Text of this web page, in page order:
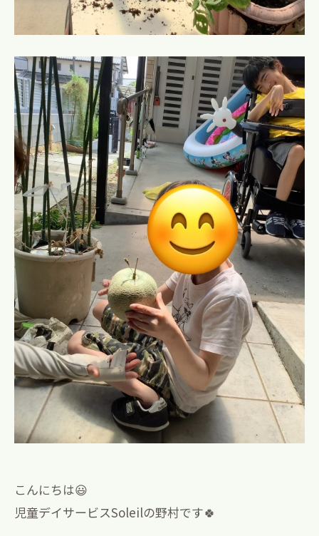
こんにちは😃
児童デイサービスSoleilの野村です🍀